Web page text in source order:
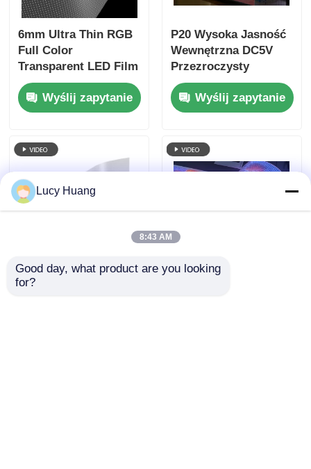
6mm Ultra Thin RGB
Full Color
Transparent LED Film
Screen, Custom
Cabinet Dimension,
High Transparency
Mall Store Window
Reklama komercyjna
Wyślij zapytanie
P20 Wysoka Jasność
Wewnętrzna DC5V
Przezroczysty
Wyświetlacz LED
Okienny Dobrej
Jakości
LED
Wyślij zapytanie
Ultracienki, kolorowy,
P6 240 * 960 Wysoka
Lucy Huang
8:43 AM
Good day, what product are you looking
for?